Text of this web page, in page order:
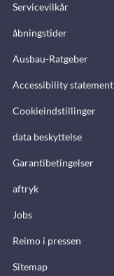
Servicevilkår
åbningstider
Ausbau-Ratgeber
Accessibility statement
Cookieindstillinger
data beskyttelse
Garantibetingelser
aftryk
Jobs
Reimo i pressen
Sitemap